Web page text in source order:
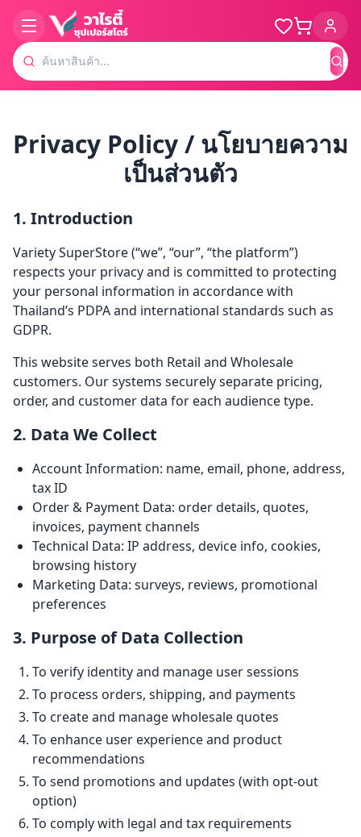
ค้น
Privacy Policy / นโยบายความ
เป็นส่วนตัว
1. Introduction
Variety SuperStore (“we”, “our”, “the platform”)
respects your privacy and is committed to protecting
your personal information in accordance with
Thailand’s PDPA and international standards such as
GDPR.
This website serves both Retail and Wholesale
customers. Our systems securely separate pricing,
order, and customer data for each audience type.
2. Data We Collect
Account Information: name, email, phone, address,
tax ID
Order & Payment Data: order details, quotes,
invoices, payment channels
Technical Data: IP address, device info, cookies,
browsing history
Marketing Data: surveys, reviews, promotional
preferences
3. Purpose of Data Collection
To verify identity and manage user sessions
To process orders, shipping, and payments
To create and manage wholesale quotes
To enhance user experience and product
recommendations
To send promotions and updates (with opt-out
option)
To comply with legal and tax requirements